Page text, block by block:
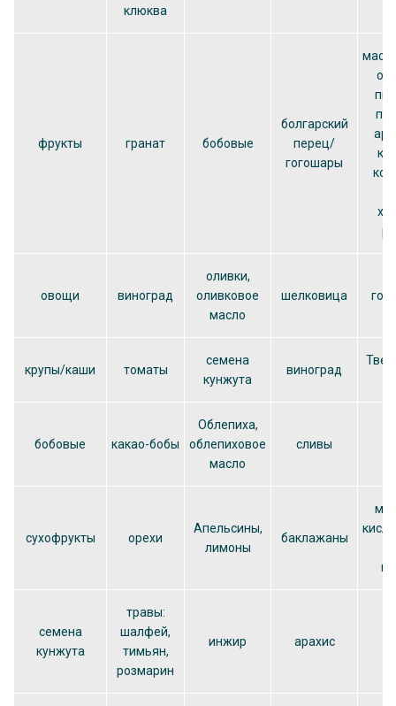
клюква
фрукты гранат бобовые
болгарский
перец/
гогошары
овощи виноград
оливки,
оливковое
масло
шелковица
крупы/каши томаты
семена
кунжута
виноград
бобовые какао-бобы
Облепиха,
облепиховое
масло
сливы
сухофрукты орехи
Апельсины,
лимоны
баклажаны
семена
кунжута
травы:
шалфей,
тимьян,
розмарин
инжир арахис